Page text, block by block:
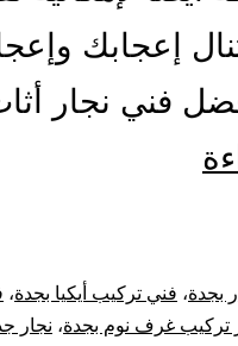
إعجابك
أفضل فني نجار
|
بجدة، فني تركيب أيكيا بجدة،
تركيب غرف نوم بجدة، نجار